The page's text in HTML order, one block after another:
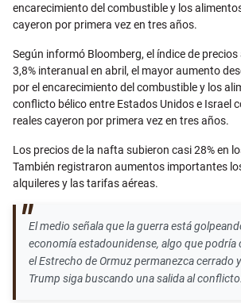
encarecimiento del combustible y los
cayeron por primera vez en tres años.
Según informó Bloomberg, el índice de
3,8% interanual en abril, el mayor aumento
por el encarecimiento del combustible y los
conflicto bélico entre Estados Unidos e Israel
reales cayeron por primera vez en tres años.
Los precios de la nafta subieron casi 28% en
También registraron aumentos importantes
alquileres y las tarifas aéreas.
El medio señala que la guerra está
economía estadounidense, algo que
el Estrecho de Ormuz permanezca cerrado
Trump siga buscando una salida al conflicto.